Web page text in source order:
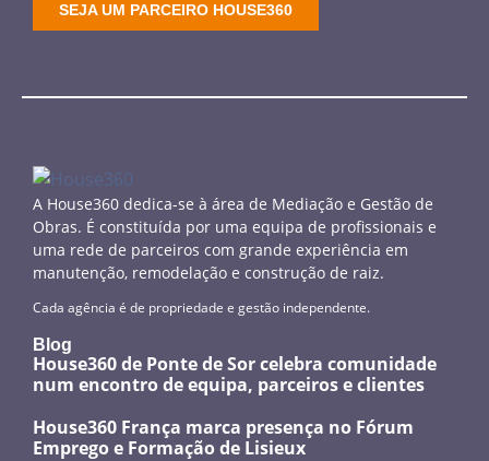
SEJA UM PARCEIRO HOUSE360
A House360 dedica-se à área de Mediação e Gestão de
Obras. É constituída por uma equipa de profissionais e
uma rede de parceiros com grande experiência em
manutenção, remodelação e construção de raiz.
Cada agência é de propriedade e gestão independente.
Blog
House360 de Ponte de Sor celebra comunidade
num encontro de equipa, parceiros e clientes
House360 França marca presença no Fórum
Emprego e Formação de Lisieux